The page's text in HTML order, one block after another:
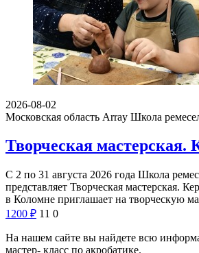
2026-08-02
Московская область Array Школа
Творческая мастерская.
С 2 по 31 августа 2026 года Школа
представляет Творческая мастерская.
в Коломне приглашает на творческую
1200 ₽ 11 0
На нашем сайте вы найдете всю
мастер- класс по акробатике.